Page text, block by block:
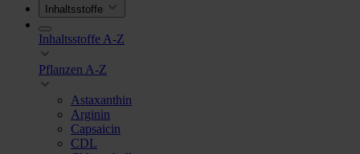
Inhaltsstoffe
Inhaltsstoffe A-Z
Pflanzen A-Z
Astaxanthin
Arginin
Capsaicin
CDL